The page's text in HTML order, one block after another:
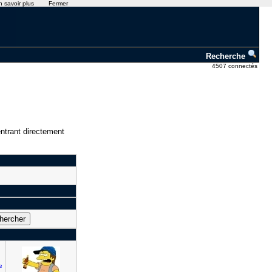
Recherche
4507 connectés
directement
savoir plus Fermer